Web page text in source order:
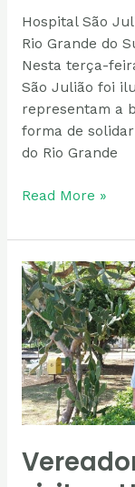
Hospital São
Rio Grande do
Nesta terça-
São Julião foi
representam a
forma de
do Rio Grande
Read More »
Vereador
Dr.
Victor
Rocha
visita
o
Hospital
São